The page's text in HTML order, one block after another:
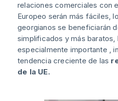
relaciones comerciales con
Europeo serán más fáciles,
georgianos se beneficiarán
simplificados y más baratos,
especialmente importante ,
tendencia creciente de las
de la UE.